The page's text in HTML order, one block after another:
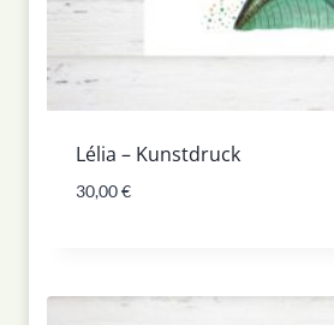
Lélia – Kunstdruck
30,00€